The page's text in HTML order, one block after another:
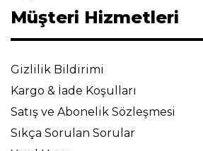
Müşteri Hizmetleri
Gizlilik Bildirimi
Kargo & İade Koşulları
Satış ve Abonelik Sözleşmesi
Sıkça Sorulan Sorular